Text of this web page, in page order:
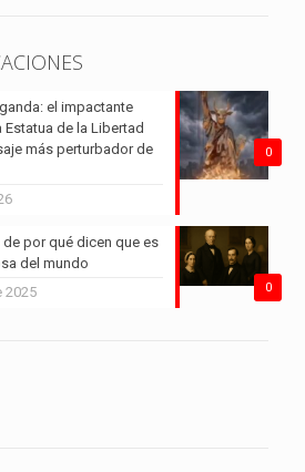
0
el impactante
de la Libertad
más perturbador de
0
por qué dicen que es
del mundo
2025